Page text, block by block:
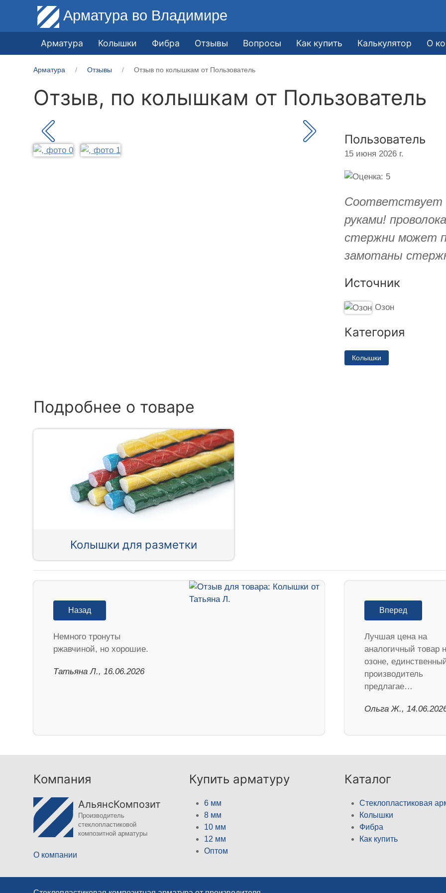
Арматура во Владимире
Арматура Колышки Фибра Отзывы Вопросы Как купить Калькулятор О
Арматура Отзывы Отзыв по колышкам от Пользователь
Отзыв, по колышкам от Пользователь
Пользователь
15 июня 2026 г.
Соответствует
руками!
стержни может
замотаны
Источник
Озон
Категория
Колышки
Подробнее о товаре
Колышки для разметки
Назад
Немного тронуты
ржавчиной, но хорошие.
Татьяна Л., 16.06.2026
Вперед
Лучшая цена на
аналогичный товар
озоне,
производитель
предлагае…
Ольга Ж.,
Компания
АльянсКомпозит
Производитель
стеклопластиковой
композитной арматуры
О компании
Купить арматуру
6 мм
8 мм
10 мм
12 мм
Оптом
Каталог
Стеклопластиковая
Колышки
Фибра
Как купить